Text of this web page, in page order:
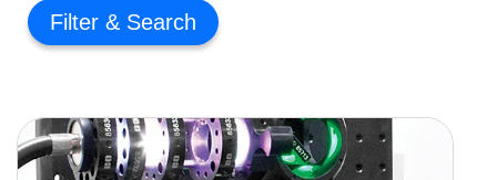
Filter